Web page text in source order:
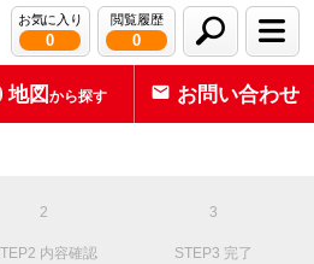
お気に入り
0
閲覧履歴
0
地図から探す お問い合わせ
内容確認 STEP3 完了